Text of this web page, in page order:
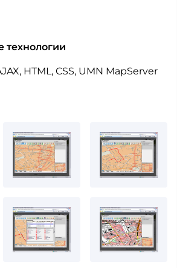
технологии
HTML, CSS, UMN MapServer